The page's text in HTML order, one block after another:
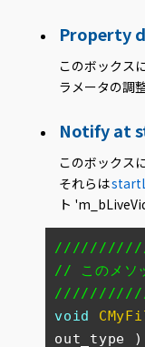
Property
このボックス
ラメータの調
Notify at
このボックス
それらは
ト
// このメソ
void
out_type )